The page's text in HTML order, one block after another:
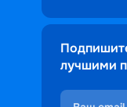
лучшими